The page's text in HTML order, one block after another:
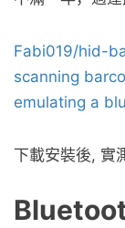
Fabi019/hid-
scanning
emulating a
下載安裝後, 實